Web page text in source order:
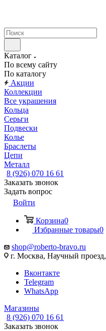
Каталог
По всему сайту
По каталогу
Акции
Коллекции
Все украшения
Кольца
Серьги
Подвески
Колье
Браслеты
Цепи
Металл
8 (926) 070 16 61
Заказать звонок
Задать вопрос
Войти
Корзина0
Избранные товары0
shop@roberto-bravo.ru
г. Москва, Научный
Вконтакте
Telegram
WhatsApp
Магазины
8 (926) 070 16 61
Заказать звонок